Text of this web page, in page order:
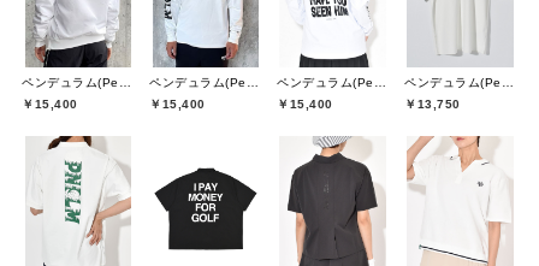
ペンデュラム(Pendulum)
￥15,400
ペンデュラム(Pendulum)
￥15,400
ペンデュラム(Pendulum)
￥15,400
ペンデュラム(Pendulum)
￥13,750